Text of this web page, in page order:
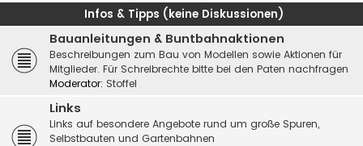
Infos & Tipps (keine Diskussionen)
Bauanleitungen & Buntbahnaktionen
Beschreibungen zum Bau von Modellen sowie Aktionen für
Mitglieder. Für Schreibrechte bitte bei den Paten nachfragen
Moderator: Stoffel
Links
Links auf besondere Angebote rund um große Spuren,
Selbstbauten und Gartenbahnen